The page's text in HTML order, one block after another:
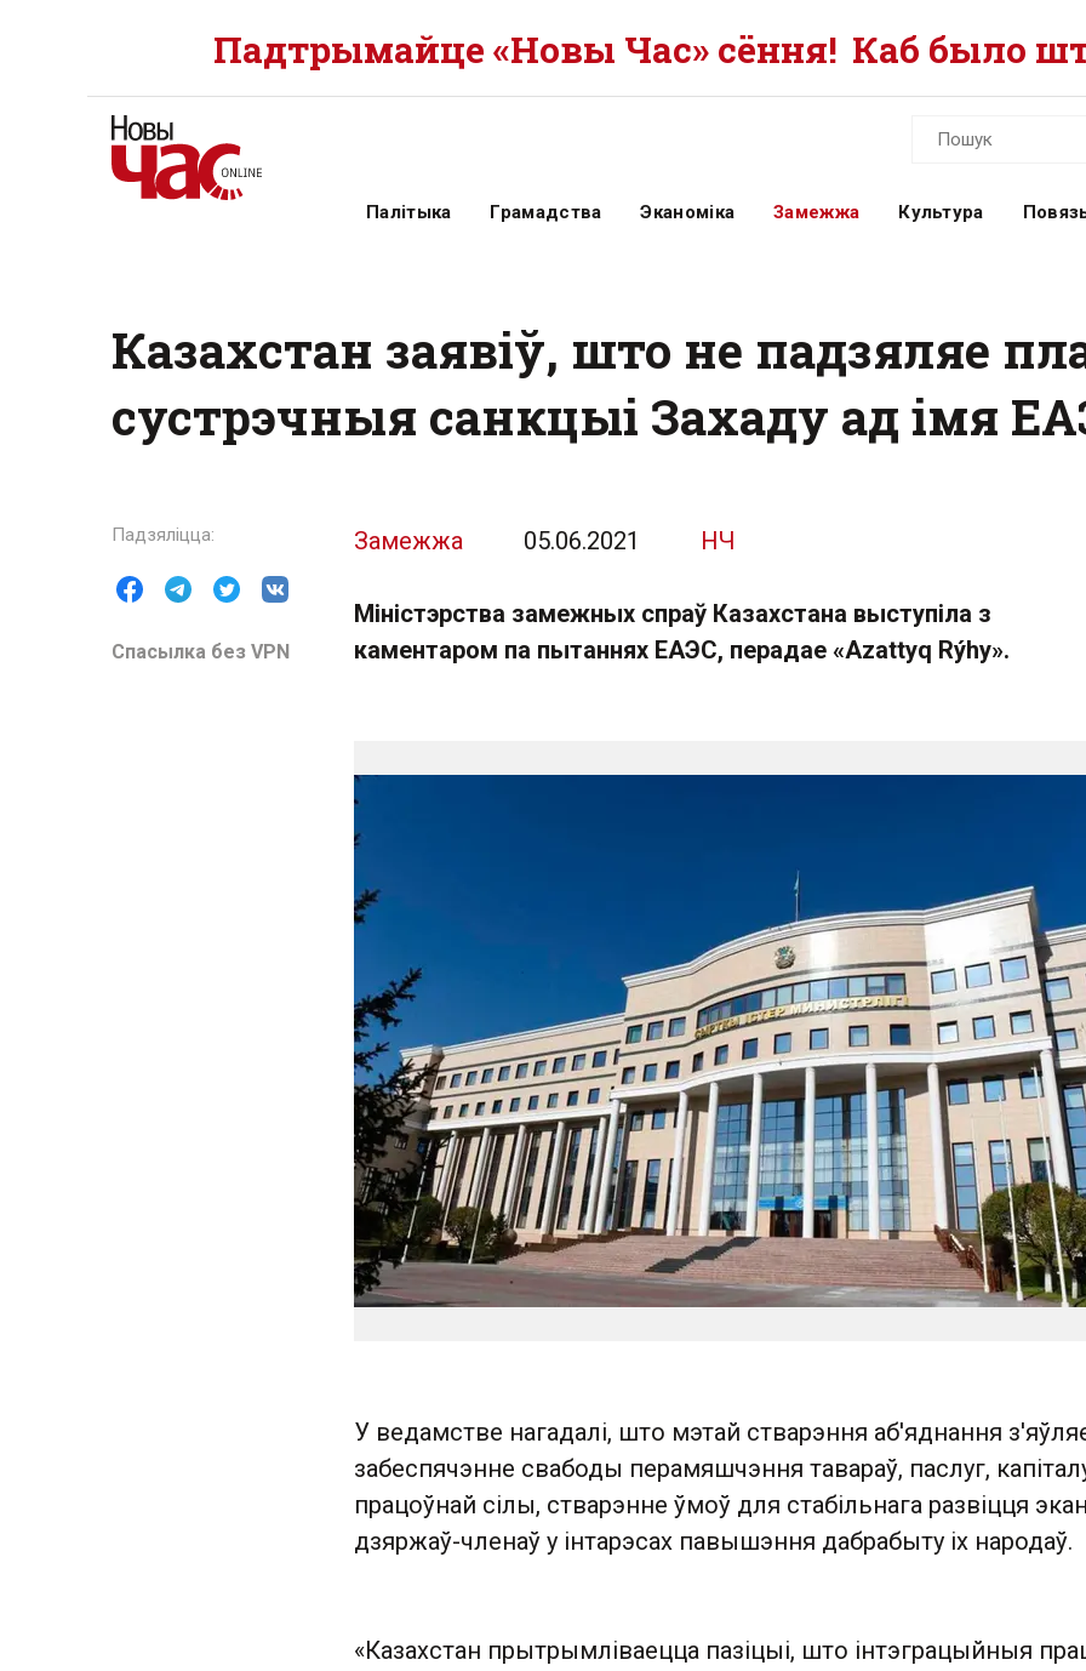
Падтрымайце «Новы Час» сёння! Каб было
Палітыка Грамадства Эканоміка Замежжа Культура
Казахстан заявіў, што не падзяляе
сустрэчныя санкцыі Захаду ад імя
Спасылка без VPN
Замежжа 05.06.2021 НЧ
Міністэрства замежных спраў Казахстана выступіла з
каментаром па пытаннях ЕАЭС, перадае «Azattyq Rýhy».
У ведамстве нагадалі, што мэтай стварэння аб'яднання
забеспячэнне свабоды перамяшчэння тавараў, паслуг,
працоўнай сілы, стварэнне ўмоў для стабільнага развіцця
дзяржаў-членаў у інтарэсах павышэння дабрабыту іх народаў. ‎
«Казахстан прытрымліваецца пазіцыі, што інтэграцыйныя